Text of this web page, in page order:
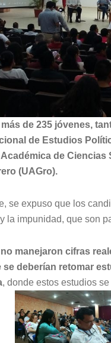
de 235 jóvenes,
de Estudios
Académica de
(UAGro).
se expuso que los
la impunidad, que son
no manejaron cifras
se deberían retomar
, donde estos estudios